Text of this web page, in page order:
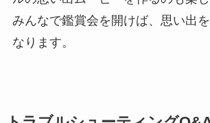
みんなで鑑賞会を開けば、思い出
なります。